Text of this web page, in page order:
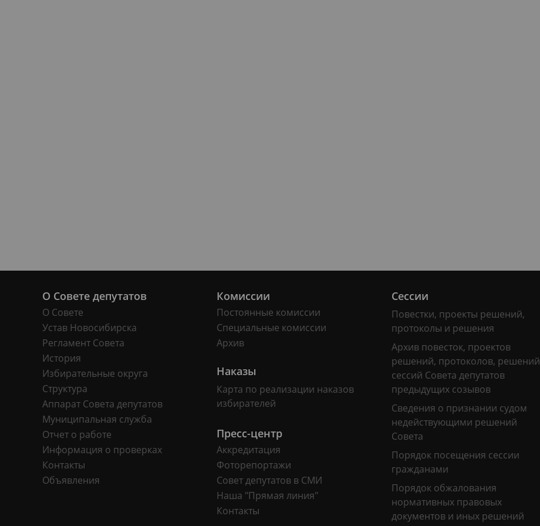
О Совете депутатов
О Совете
Устав Новосибирска
Регламент Совета
История
Избирательные округа
Структура
Аппарат Совета депутатов
Муниципальная служба
Отчет о работе
Информация о проверках
Контакты
Объявления
Комиссии
Постоянные комиссии
Специальные комиссии
Архив
Сессии
Повестки, проекты решений,
протоколы и решения
Архив повесток, проектов
решений, протоколов, решений
сессий Совета депутатов
предыдущих созывов
Сведения о признании судом
недействующими решений
Совета
Порядок посещения сессии
гражданами
Порядок обжалования
нормативных правовых
документов и иных решений
Наказы
Карта по реализации наказов
избирателей
Пресс-центр
Аккредитация
Фоторепортажи
Совет депутатов в СМИ
Наша "Прямая линия"
Контакты